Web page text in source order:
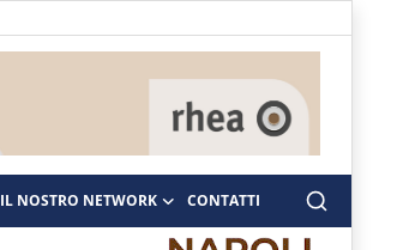
IL NOSTRO NETWORK CONTATTI